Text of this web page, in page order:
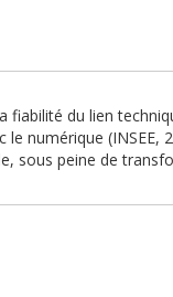
du lien
numérique (INSEE,
sous peine de